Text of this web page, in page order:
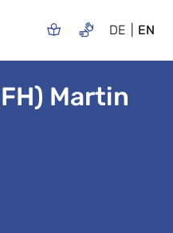
DE EN
Martin